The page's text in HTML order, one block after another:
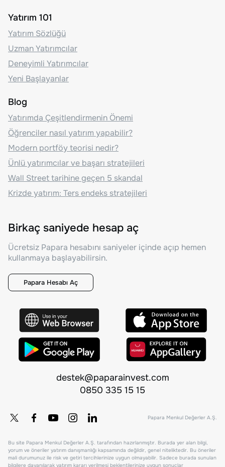
Yatırım 101
Yatırım Sözlüğü
Uzman Yatırımcılar
Deneyimli Yatırımcılar
Yeni Başlayanlar
Blog
Yatırımda Çeşitlendirmenin Önemi
Öğrenciler nasıl yatırım yapabilir?
Modern portföy teorisi nedir?
Ünlü yatırımcılar ve başarı stratejileri
Wall Street tarihine geçen 5 skandal
Krizde yatırım: Ters endeks stratejileri
Birkaç saniyede hesap aç
Ücretsiz Papara hesabını saniyeler içinde açıp hemen
kullanmaya başlayabilirsin.
Papara Hesabı Aç
destek@paparainvest.com
0850 335 15 15
Papara Menkul Değerler A.Ş.
Bu site Papara Menkul Değerler A.Ş. tarafından hazırlanmıştır. Burada yer alan bilgi,
yorum ve öneriler yatırım danışmanlığı kapsamında değildir, genel niteliktedir. Bu öneriler
mali durumunuz ile risk ve getiri tercihlerinize uygun olmayabilir. Sadece burada sunulan
bilgilere dayanılarak yatırım kararı verilmesi beklentilerinize uygun sonuçlar